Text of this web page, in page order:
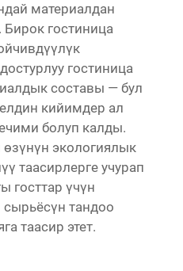
материалдан
гостиница
гостиница
составы — бул
кийимдер ал
болуп калды.
экологиялык
таасирлерге учурап
госттар үчүн
сырьёсүн тандоо
таасир этет.